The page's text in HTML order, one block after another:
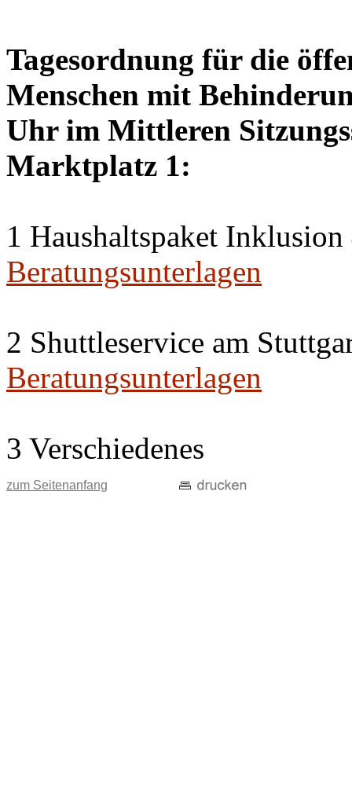
Tagesordnung für die
Menschen mit
Uhr im Mittleren
Marktplatz 1:
1 Haushaltspaket Inklusion
Beratungsunterlagen
2 Shuttleservice am
Beratungsunterlagen
3 Verschiedenes
zum Seitenanfang